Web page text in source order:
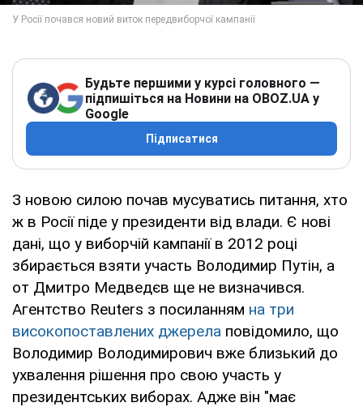
Будьте першими у курсі головного —
підпишіться на Новини на OBOZ.UA у
Google
Підписатися
З новою силою почав мусуватись питання, хто
ж в Росії піде у президенти від влади. Є нові
дані, що у виборчій кампанії в 2012 році
збирається взяти участь Володимир Путін, а
от Дмитро Медведєв ще не визначився.
Агентство Reuters з посиланням на три
високопоставлених джерела повідомило, що
Володимир Володимирович вже близький до
ухвалення рішення про свою участь у
президентських виборах. Адже він "має